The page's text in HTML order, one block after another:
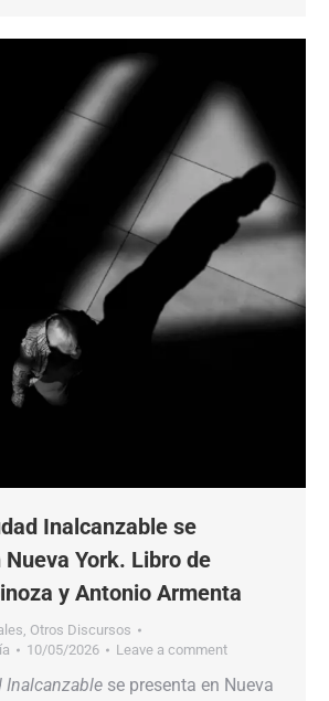
Inalcanzable se
York. Libro de
y Antonio Armenta
, Otros Discursos
10/05/2026 Leave a comment
Inalcanzable se presenta en Nueva